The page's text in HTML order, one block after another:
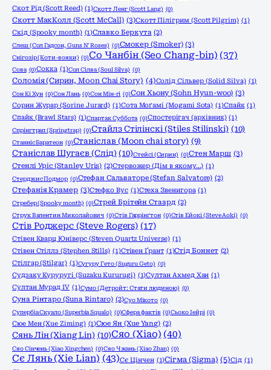
Скот Рід (Scott Reed) (1)Скотт Ленг (Scott Lang) (0)
Скотт МакКолл (Scott McCall) (3)Скотт Пілігрим (Scott Pilgrim) (1)
Скід (Spooky month) (1)Славко Беркута (2)
Слеш (Сол Гадсон, Guns N' Roses) (0)Смокер (Smoker) (3)
Снігозір (Коти-вояки) (0)Со Чанбін (Seo Chang-bin) (37)
Сова (0)Сокка (1)Сол Сілва (Soul Silva) (0)
Соломія (Сирин, Moon Chai Story) (4)Солід Сільвер (Solid Silva) (1)
Сон Кі Хун (0)Сон Лань (0)Сон Мін-гі (0)Сон Хьону (Sohn Hyun-woo) (3)
Сорин Журар (Sorine Jurard) (1)Сота Моґамі (Mogami Sota) (1)Спайк (1)
Спайк (Brawl Stars) (1)Спартак Суббота (0)Спостерігач (архівник) (1)
Спрінгтрап (Springtrap) (0)Стайлз Стілінскі (Stiles Stilinski) (10)
Станніс Баратеон (0)Станіслав (Moon chai story) (9)
Станіслав Шугаєв (Слід) (10)Стейсі (Сирин) (0)Стен Марш (3)
Стенлі Уріс (Stanley Uris) (2)Стервожер (Дім в якому…) (1)
Стерджис Подмор (0)Стефан Сальваторе (Stefan Salvatore) (2)
Стефанія Крамер (3)Стефко Вус (1)Стеха Звенигора (1)
Стребер (Spooky month) (0)Стрей Брітейн Стаард (2)
Струк Валентин Миколайович (0)Стів Гаррінґтон (0)Стів Ейокі (Steve Aoki) (0)
Стів Роджерс (Steve Rogers) (17)
Стівен Кварц Юніверс (Steven Quartz Universe) (1)
Стівен Стіллз (Stephen Stills) (1)Стівен Ґрант (1)Стід Боннет (2)
Стілгар (Stilgar) (1)Сугуру Гето (Suguru Geto) (0)
Судзаку Куруругі (Suzaku Kururugi) (1)Султан Ахмед Хан (1)
Султан Мурад IV (1)Сумо (Детройт: Стати людиною) (0)
Суна Рінтаро (Suna Rintaro) (2)Суо Мікото (0)
Супербіа Скуало (Superbia Squalo) (0)Сфера фактів (0)Сьоко Іейрі (0)
Сюе Мен (Xue Ziming) (1)Сюе Ян (Xue Yang) (2)
Сянь Лін (Xiang Lin) (10)Сяо (Xiao) (40)
Сяо Сінчень (Xiao Xingchen) (0)Сяо Чжань (Xiao Zhan) (0)
Сє Лянь (Xie Lian) (43)Сє Цінчен (1)Сігма (Sigma) (5)Сід (1)